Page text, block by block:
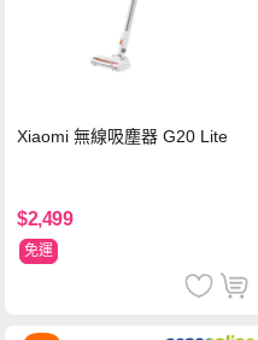
Xiaomi 無線吸塵器 G20 Lite
$2,499
免運